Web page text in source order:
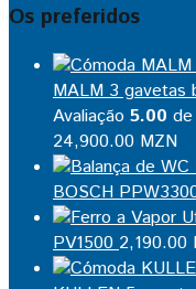
Os preferidos
MALM 3 gavetas
Avaliação 5.00
24,900.00 MZN
BOSCH
PV1500 2,190.00